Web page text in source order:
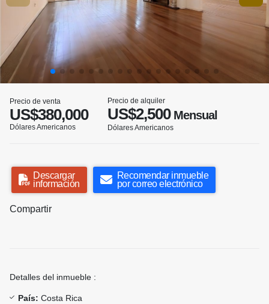
Precio de venta
US$380,000
Dólares Americanos
Precio de alquiler
US$2,500Mensual
Dólares Americanos
Descargar
información
Recomendar inmueble
por correo electrónico
Compartir
Detalles del inmueble :
País: Costa Rica